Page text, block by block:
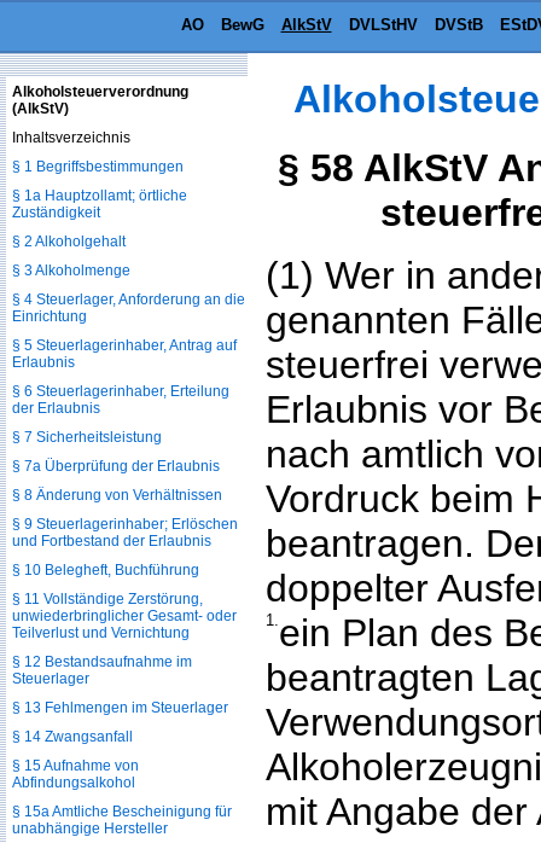
AO BewG AlkStV DVLStHV DVStB
§ 58 AlkStV
(1) Wer in
genannten
steuerfrei
Erlaubnis vor
nach amtlich
Vordruck beim
beantragen.
doppelter
1.ein Plan des
beantragten
mit Angabe
Alkoholsteuerverordnung
(AlkStV)
Inhaltsverzeichnis
§ 1 Begriffsbestimmungen
§ 1a Hauptzollamt; örtliche
Zuständigkeit
§ 2 Alkoholgehalt
§ 3 Alkoholmenge
§ 4 Steuerlager, Anforderung an die
Einrichtung
§ 5 Steuerlagerinhaber, Antrag auf
Erlaubnis
§ 6 Steuerlagerinhaber, Erteilung
der Erlaubnis
§ 7 Sicherheitsleistung
§ 7a Überprüfung der Erlaubnis
§ 8 Änderung von Verhältnissen
§ 9 Steuerlagerinhaber; Erlöschen
und Fortbestand der Erlaubnis
§ 10 Belegheft, Buchführung
§ 11 Vollständige Zerstörung,
unwiederbringlicher Gesamt- oder
Teilverlust und Vernichtung
§ 12 Bestandsaufnahme im
Steuerlager
§ 13 Fehlmengen im Steuerlager
§ 14 Zwangsanfall
§ 15 Aufnahme von
Abfindungsalkohol
§ 15a Amtliche Bescheinigung für
unabhängige Hersteller